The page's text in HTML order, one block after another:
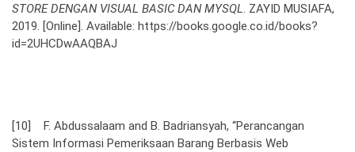
STORE DENGAN VISUAL BASIC DAN MYSQL. ZAYID MUSIAFA,
2019. [Online]. Available: https://books.google.co.id/books?
id=2UHCDwAAQBAJ
[10] F. Abdussalaam and B. Badriansyah, “Perancangan
Sistem Informasi Pemeriksaan Barang Berbasis Web